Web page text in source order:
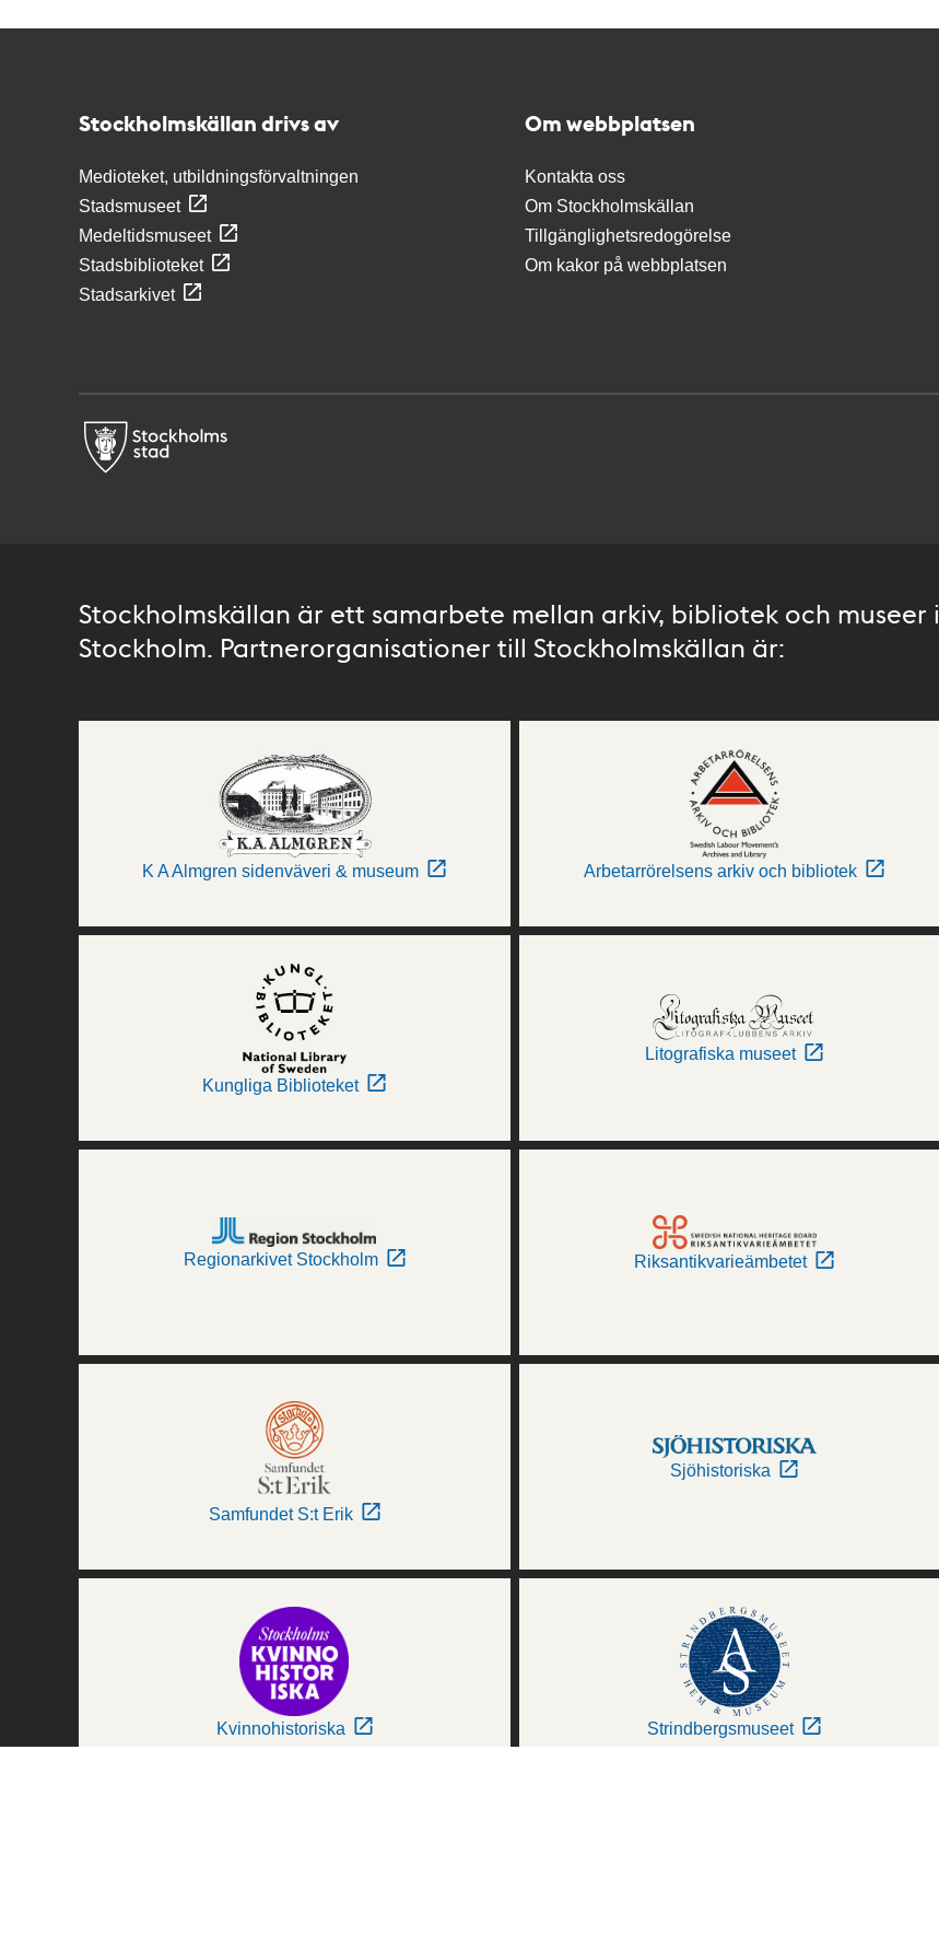
Stockholmskällan drivs av
Medioteket, utbildningsförvaltningen
Stadsmuseet
Medeltidsmuseet
Stadsbiblioteket
Stadsarkivet
Om webbplatsen
Kontakta oss
Om Stockholmskällan
Tillgänglighetsredogörelse
Om kakor på webbplatsen
Stockholmskällan är ett samarbete mellan arkiv, bibliotek och museer i
Stockholm. Partnerorganisationer till Stockholmskällan är:
K A Almgren sidenväveri & museum Arbetarrörelsens arkiv och bibliotek
Kungliga Biblioteket
Litografiska museet
Regionarkivet Stockholm Riksantikvarieämbetet
Samfundet S:t Erik
Sjöhistoriska
Kvinnohistoriska Strindbergsmuseet